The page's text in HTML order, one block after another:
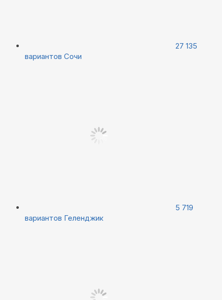
27 135
вариантов Сочи
5 719
вариантов Геленджик